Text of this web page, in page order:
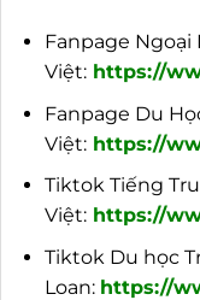
Fanpage Ngoại
Việt: https://
Fanpage Du
Việt: https://
Tiktok Tiếng
Việt: https://
Tiktok Du học
Loan: https://